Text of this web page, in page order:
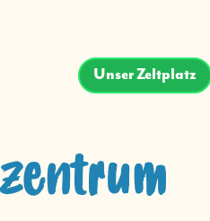
Unser Zeltplatz